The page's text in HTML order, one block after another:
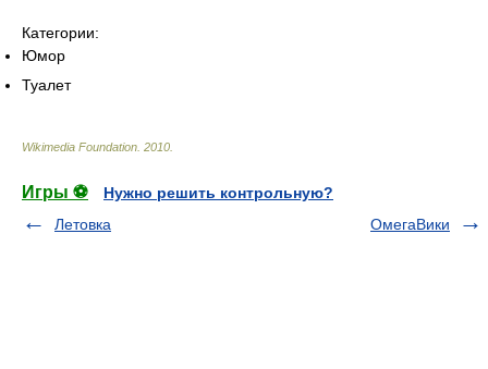
Категории:
Юмор
Туалет
Wikimedia Foundation 2010
Игры ⚽
Нужно решить контрольную?
Летовка
ОмегаВики